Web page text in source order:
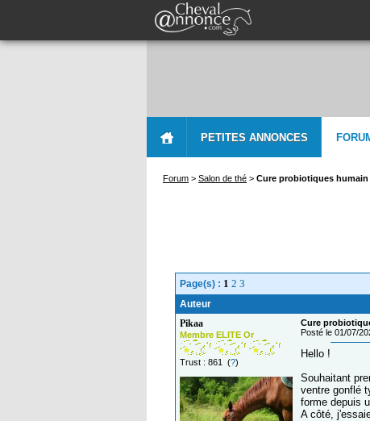
PETITES ANNONCES
Forum > Salon de thé > Cure probiotiques humain
Page(s) : 1 2 3
Auteur
Pikaa
Membre ELITE Or
Trust : 861 (?)
Cure
Posté le 01/07/
Hello !
Souhaitant
ventre gonflé
forme depuis
A côté,